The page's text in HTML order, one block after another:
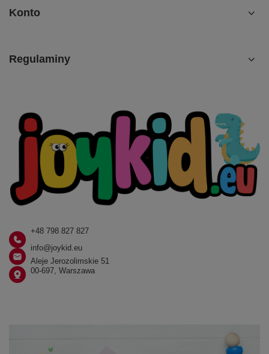
Konto
Regulaminy
+48 798 827 827
info@joykid.eu
Aleje Jerozolimskie 51
00-697, Warszawa